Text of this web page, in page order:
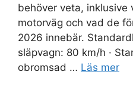
behöver veta, inklusive
motorväg och vad de
2026 innebär.
släpvagn: 80 km/h ·
obromsad … Läs mer